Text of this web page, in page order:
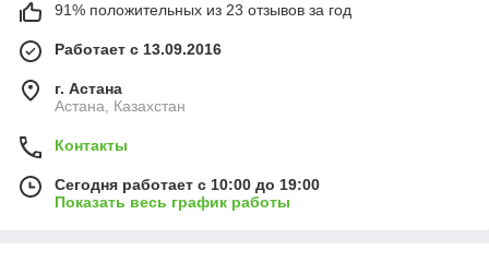
91% положительных из 23 отзывов за год
Работает с 13.09.2016
г. Астана
Астана, Казахстан
Контакты
Сегодня работает с 10:00 до 19:00
Показать весь график работы